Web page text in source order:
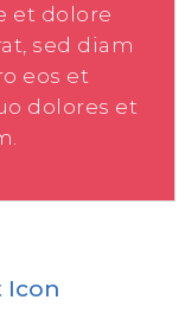
et dolore
sed diam
eos et
dolores et
Icon